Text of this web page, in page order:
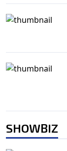
SHOWBIZ